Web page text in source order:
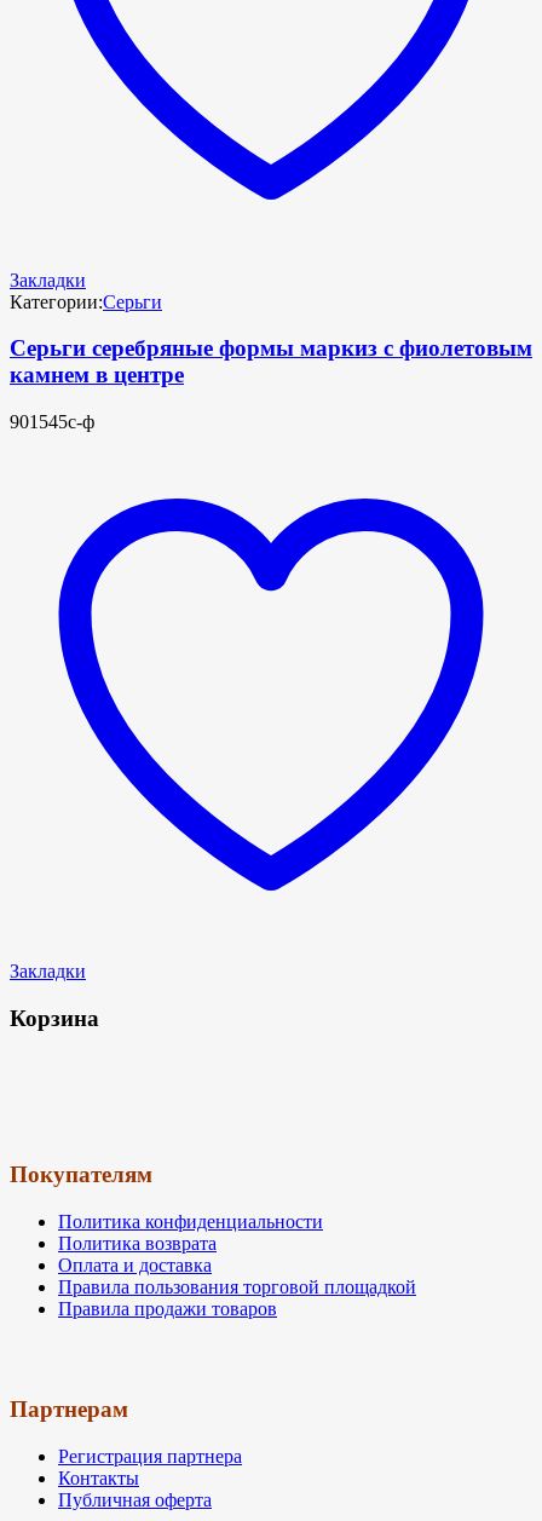
Закладки
Категории:Серьги
Серьги серебряные формы маркиз с фиолетовым
камнем в центре
901545с-ф
Закладки
Корзина
Покупателям
Политика конфиденциальности
Политика возврата
Оплата и доставка
Правила пользования торговой площадкой
Правила продажи товаров
Партнерам
Регистрация партнера
Контакты
Публичная оферта